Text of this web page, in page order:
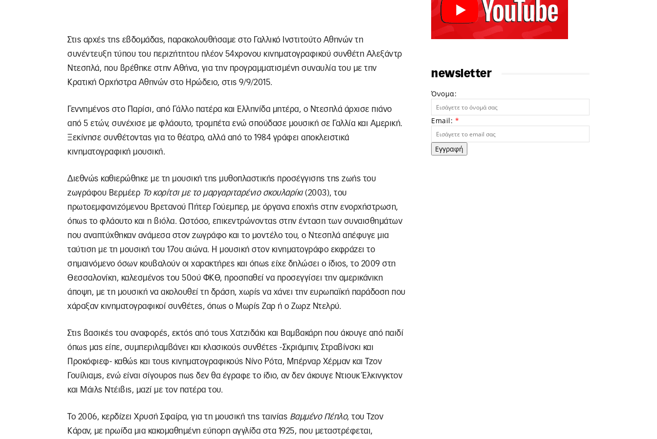
Στις αρχές της εβδομάδας, παρακολουθήσαμε στο Γαλλικό Ινστιτούτο Αθηνών τη
συνέντευξη τύπου του περιζήτητου πλέον 54χρονου κινηματογραφικού συνθέτη Αλεξάντρ
Ντεσπλά, που βρέθηκε στην Αθήνα, για την προγραμματισμένη συναυλία του με την
Κρατική Ορχήστρα Αθηνών στο Ηρώδειο, στις 9/9/2015.
Γεννημένος στο Παρίσι, από Γάλλο πατέρα και Ελληνίδα μητέρα, ο Ντεσπλά άρχισε πιάνο
από 5 ετών, συνέχισε με φλάουτο, τρομπέτα ενώ σπούδασε μουσική σε Γαλλία και Αμερική.
Ξεκίνησε συνθέτοντας για το θέατρο, αλλά από το 1984 γράφει αποκλειστικά
κινηματογραφική μουσική.
Διεθνώς καθιερώθηκε με τη μουσική της μυθοπλαστικής προσέγγισης της ζωής του
ζωγράφου Βερμέερ Το κορίτσι με το μαργαριταρένιο σκουλαρίκι(2003), του
πρωτοεμφανιζόμενου Βρετανού Πήτερ Γούεμπερ, με όργανα εποχής στην ενορχήστρωση,
όπως το φλάουτο και η βιόλα. Ωστόσο, επικεντρώνοντας στην ένταση των συναισθημάτων
που αναπτύχθηκαν ανάμεσα στον ζωγράφο και το μοντέλο του, ο Ντεσπλά απέφυγε μια
ταύτιση με τη μουσική του 17ου αιώνα. Η μουσική στον κινηματογράφο εκφράζει το
σημαινόμενο όσων κουβαλούν οι χαρακτήρες και όπως είχε δηλώσει ο ίδιος, το 2009 στη
Θεσσαλονίκη, καλεσμένος του 50ού ΦΚΘ, προσπαθεί να προσεγγίσει την αμερικάνικη
άποψη, με τη μουσική να ακολουθεί τη δράση, χωρίς να χάνει την ευρωπαϊκή παράδοση που
χάραξαν κινηματογραφικοί συνθέτες, όπως ο Μωρίς Ζαρ ή ο Ζωρζ Ντελρύ.
Στις βασικές του αναφορές, εκτός από τους Χατζιδάκι και Βαμβακάρη που άκουγε από παιδί
όπως μας είπε, συμπεριλαμβάνει και κλασικούς συνθέτες -Σκριάμπιν, Στραβίνσκι και
Προκόφιεφ- καθώς και τους κινηματογραφικούς Νίνο Ρότα, Μπέρναρ Χέρμαν και Τζον
Γουίλιαμς, ενώ είναι σίγουρος πως δεν θα έγραφε το ίδιο, αν δεν άκουγε Ντιουκ Έλκινγκτον
και Μάιλς Ντέιβις, μαζί με τον πατέρα του.
Το 2006, κερδίζει Χρυσή Σφαίρα, για τη μουσική της ταινίας Βαμμένο Πέπλο, του Τζον
Κάραν, με ηρωίδα μια κακομαθημένη εύπορη αγγλίδα στα 1925, που μεταστρέφεται,
newsletter
Όνομα:
Email: *
Εγγραφή